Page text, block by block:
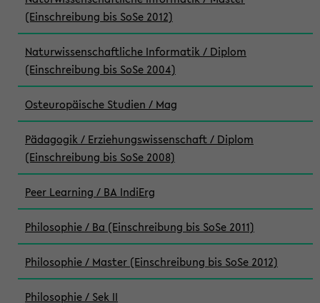
(Einschreibung bis SoSe 2012)
Naturwissenschaftliche Informatik / Diplom
(Einschreibung bis SoSe 2004)
Osteuropäische Studien / Mag
Pädagogik / Erziehungswissenschaft / Diplom
(Einschreibung bis SoSe 2008)
Peer Learning / BA IndiErg
Philosophie / Ba (Einschreibung bis SoSe 2011)
Philosophie / Master (Einschreibung bis SoSe 2012)
Philosophie / Sek II